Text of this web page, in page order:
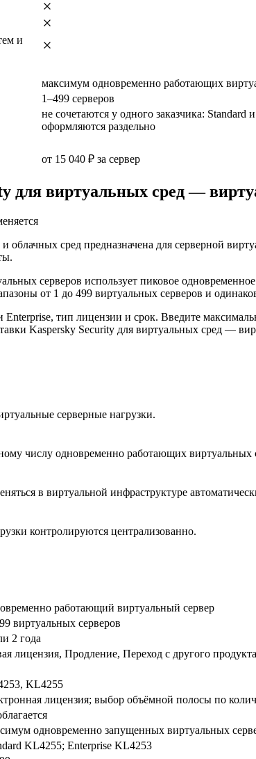
и
максимум одновременно работающих
1–499 серверов
не сочетаются у одного заказчика: Standard
оформляются раздельно
от 15 040 ₽ за сервер
для виртуальных сред —
облачных сред предназначена для серверной
серверов использует пиковое
от 1 до 499 виртуальных серверов и
Enterprise, тип лицензии и срок. Введите
Kaspersky Security для виртуальных сред —
серверные нагрузки.
числу одновременно работающих виртуальных
в виртуальной инфраструктуре
контролируются централизованно.
работающий виртуальный сервер
виртуальных серверов
2 года
лицензия, Продление, Переход с другого
KL4255
лицензия; выбор объёмной полосы по
одновременно запущенных виртуальных
KL4255; Enterprise KL4253